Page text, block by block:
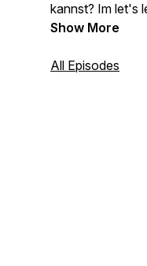
kannst? Im let's
genau um diese
Show More
All Episodes